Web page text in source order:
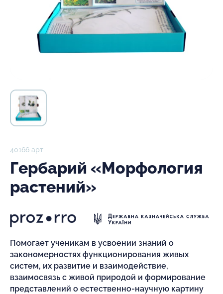
40166 арт
Гербарий «Морфология
растений»
Помогает ученикам в усвоении знаний о
закономерностях функционирования живых
систем, их развитие и взаимодействие,
взаимосвязь с живой природой и формирование
представлений о естественно-научную картину